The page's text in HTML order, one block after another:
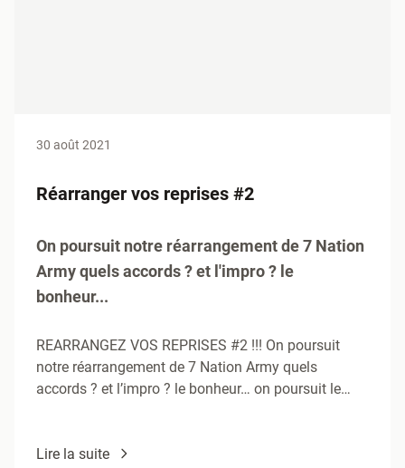
30 août 2021
Réarranger vos reprises #2
On poursuit notre réarrangement de 7 Nation
Army quels accords ? et l'impro ? le
bonheur...
REARRANGEZ VOS REPRISES #2 !!! On poursuit
notre réarrangement de 7 Nation Army quels
accords ? et l’impro ? le bonheur… on poursuit le
Lire la suite